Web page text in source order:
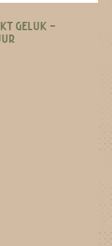
GELUK –